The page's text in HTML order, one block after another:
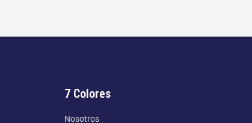
7 Colores
Nosotros